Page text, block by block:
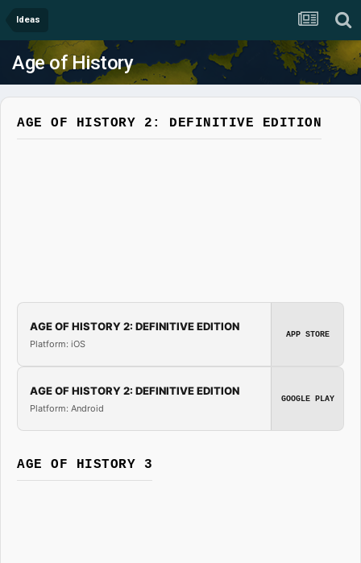
Ideas
Age of History
AGE OF HISTORY 2: DEFINITIVE EDITION
AGE OF HISTORY 2: DEFINITIVE EDITION
Platform: iOS
APP STORE
AGE OF HISTORY 2: DEFINITIVE EDITION
Platform: Android
GOOGLE PLAY
AGE OF HISTORY 3